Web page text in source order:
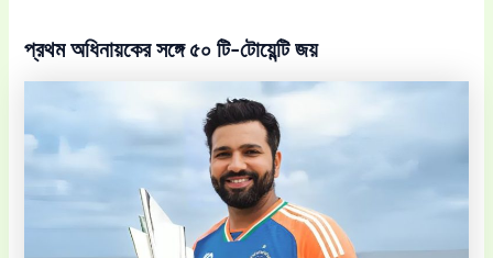
প্রথম অধিনায়কের সঙ্গে ৫০ টি-টোয়েন্টি জয়